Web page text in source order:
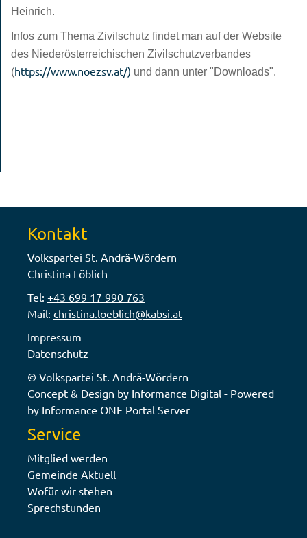
Heinrich.
Infos zum Thema Zivilschutz findet man auf der Website
des Niederösterreichischen Zivilschutzverbandes
(https://www.noezsv.at/) und dann unter "Downloads".
Kontakt
Volkspartei St. Andrä-Wördern
Christina Löblich
Tel: +43 699 17 990 763
Mail: christina.loeblich@kabsi.at
Impressum
Datenschutz
© Volkspartei St. Andrä-Wördern
Concept & Design by Informance Digital - Powered
by Informance ONE Portal Server
Service
Mitglied werden
Gemeinde Aktuell
Wofür wir stehen
Sprechstunden